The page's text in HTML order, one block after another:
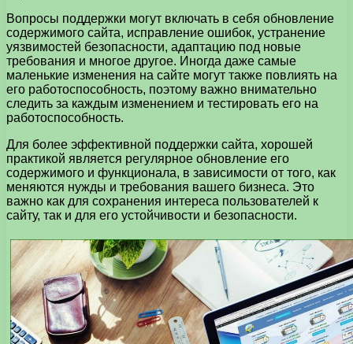
Вопросы поддержки могут включать в себя обновление
содержимого сайта, исправление ошибок, устранение
уязвимостей безопасности, адаптацию под новые
требования и многое другое. Иногда даже самые
маленькие изменения на сайте могут также повлиять на
его работоспособность, поэтому важно внимательно
следить за каждым изменением и тестировать его на
работоспособность.
Для более эффективной поддержки сайта, хорошей
практикой является регулярное обновление его
содержимого и функционала, в зависимости от того, как
меняются нужды и требования вашего бизнеса. Это
важно как для сохранения интереса пользователей к
сайту, так и для его устойчивости и безопасности.